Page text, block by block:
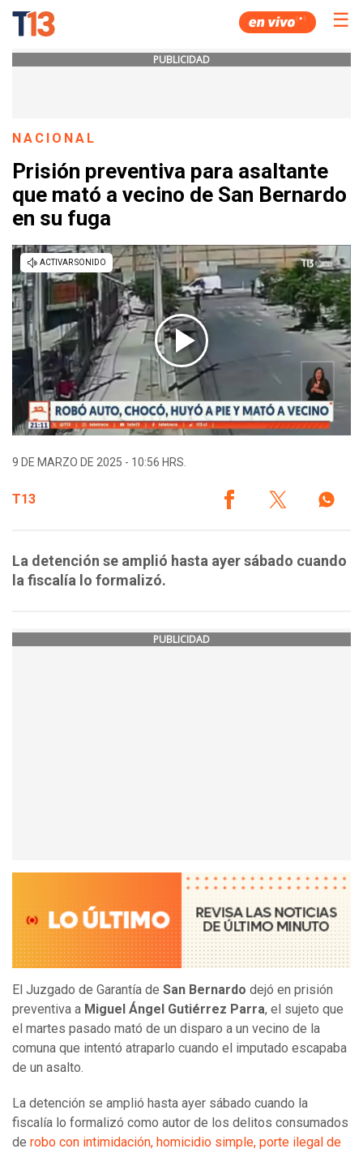
☰
PUBLICIDAD
NACIONAL
Prisión preventiva para asaltante
que mató a vecino de San Bernardo
en su fuga
9 DE MARZO DE 2025 - 10:56 HRS.
T13
La detención se amplió hasta ayer sábado cuando
la fiscalía lo formalizó.
PUBLICIDAD
El Juzgado de Garantía de San Bernardo dejó en prisión
preventiva a Miguel Ángel Gutiérrez Parra, el sujeto que
el martes pasado mató de un disparo a un vecino de la
comuna que intentó atraparlo cuando el imputado escapaba
de un asalto.
La detención se amplió hasta ayer sábado cuando la
fiscalía lo formalizó como autor de los delitos consumados
de robo con intimidación, homicidio simple, porte ilegal de